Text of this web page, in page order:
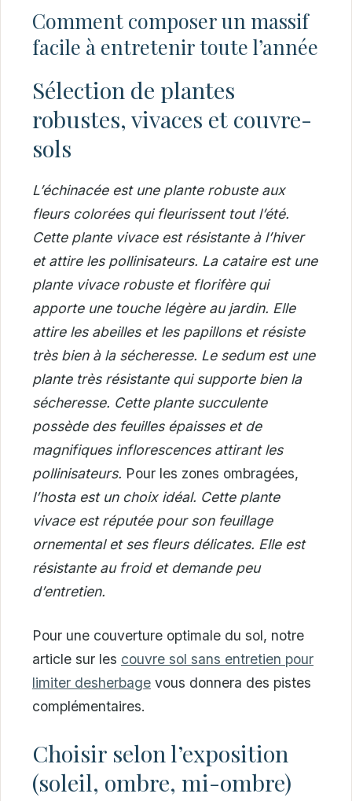
Comment composer un massif
facile à entretenir toute l’année
Sélection de plantes
robustes, vivaces et couvre-
sols
L’échinacée est une plante robuste aux
fleurs colorées qui fleurissent tout l’été.
Cette plante vivace est résistante à l’hiver
et attire les pollinisateurs. La cataire est une
plante vivace robuste et florifère qui
apporte une touche légère au jardin. Elle
attire les abeilles et les papillons et résiste
très bien à la sécheresse. Le sedum est une
plante très résistante qui supporte bien la
sécheresse. Cette plante succulente
possède des feuilles épaisses et de
magnifiques inflorescences attirant les
pollinisateurs. Pour les zones ombragées,
l’hosta est un choix idéal. Cette plante
vivace est réputée pour son feuillage
ornemental et ses fleurs délicates. Elle est
résistante au froid et demande peu
d’entretien.
Pour une couverture optimale du sol, notre
article sur les couvre sol sans entretien pour
limiter desherbage vous donnera des pistes
complémentaires.
Choisir selon l’exposition
(soleil, ombre, mi-ombre)